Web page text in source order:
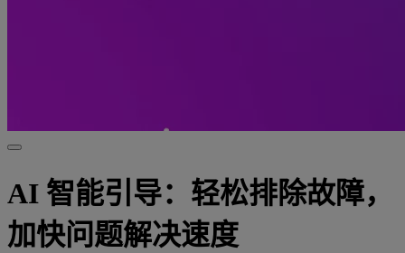
AI 智能引导：轻松排除故障，
加快问题解决速度